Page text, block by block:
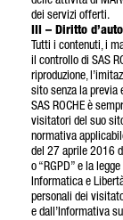
dei servizi offerti.
III – Diritto
Tutti i contenuti, i
il controllo di SAS
riproduzione,
sito senza la previa
SAS ROCHE è
visitatori del suo
normativa
del 27 aprile 2016
o “RGPD” e la
Informatica e
personali dei
e dall’Informativa